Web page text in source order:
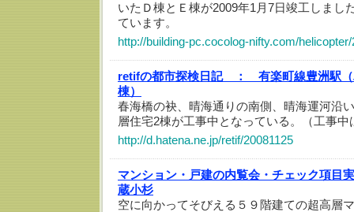
いたＤ棟とＥ棟が2009年1月7日竣工しまし
ています。
http://building-pc.cocolog-nifty.com/
retifの都市探検日記 ：
有楽町線豊洲駅
棟）
春海橋の袂、晴海通りの南側、晴海運河沿
層住宅2棟が工事中となっている。（工事中
http://d.hatena.ne.jp/retif/20081125
マンション・戸建の内覧会・チェック項目
蔵小杉
空に向かってそびえる５９階建ての超高層